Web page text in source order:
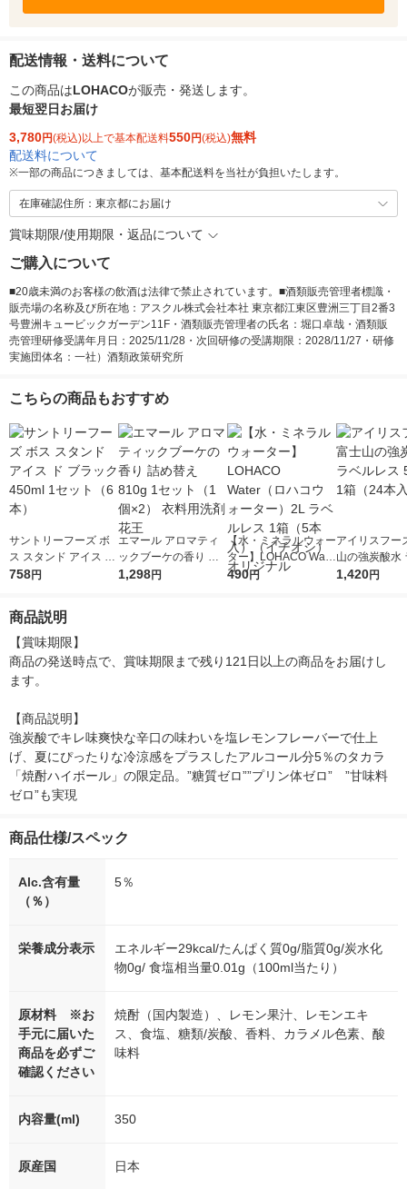
配送情報・送料について
この商品はLOHACOが販売・発送します。
最短翌日お届け
3,780円(税込)以上で基本配送料550円(税込)無料
配送料について
※一部の商品につきましては、基本配送料を当社が負担いたします。
在庫確認住所：東京都にお届け
賞味期限/使用期限・返品について
ご購入について
■20歳未満のお客様の飲酒は法律で禁止されています。■酒類販売管理者標識・
販売場の名称及び所在地：アスクル株式会社本社 東京都江東区豊洲三丁目2番3
号豊洲キュービックガーデン11F・酒類販売管理者の氏名：堀口卓哉・酒類販
売管理研修受講年月日：2025/11/28・次回研修の受講期限：2028/11/27・研修
実施団体名：一社）酒類政策研究所
こちらの商品もおすすめ
サントリーフーズ ボ
ス スタンド アイス ド
ブラック 450ml 1セッ
758円
エマール アロマティ
ックブーケの香り 詰
め替え 810g 1セット
1,298円
【水・ミネラルウォー
ター】LOHACO Wate
r（ロハコウォータ
490円
アイリスフー
山の強炭酸水
レス 500ml 1
1,420円
商品説明
【賞味期限】
商品の発送時点で、賞味期限まで残り121日以上の商品をお届けし
ます。
【商品説明】
強炭酸でキレ味爽快な辛口の味わいを塩レモンフレーバーで仕上
げ、夏にぴったりな冷涼感をプラスしたアルコール分5％のタカラ
「焼酎ハイボール」の限定品。”糖質ゼロ””プリン体ゼロ”　”甘味料
ゼロ”も実現
商品仕様/スペック
Alc.含有量
（％）
5％
栄養成分表示
エネルギー29kcal/たんぱく質0g/脂質0g/炭水化
物0g/ 食塩相当量0.01g（100ml当たり）
原材料 ※お
手元に届いた
商品を必ずご
確認ください
焼酎（国内製造）、レモン果汁、レモンエキ
ス、食塩、糖類/炭酸、香料、カラメル色素、酸
味料
内容量(ml) 350
原産国 日本